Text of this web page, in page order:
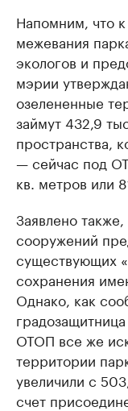
Напомним, что
межевания
экологов и
мэрии
озелененные
займут 432,9
пространства,
— сейчас под
кв. метров или
Заявлено
сооружений
существующих
сохранения
Однако, как
ОТОП все же
территории
увеличили с
счет